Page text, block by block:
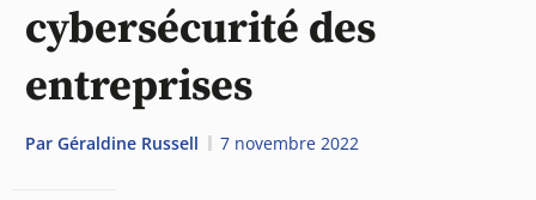
cybersécurité des
entreprises
Par Géraldine Russell 7 novembre 2022